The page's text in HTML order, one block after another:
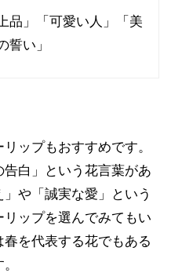
品」「可愛い人」「美
誓い」
ップもおすすめです。
白」という花言葉があ
や「誠実な愛」という
ップを選んでみてもい
を代表する花でもある